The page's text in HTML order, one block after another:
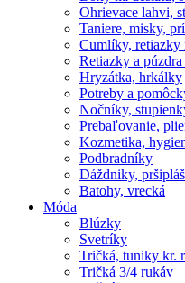
Ohrievace lahvi,
Taniere, misky,
Cumlíky, retiazky
Retiazky a
Hryzátka, hrkálky
Potreby a
Nočníky,
Prebaľovanie,
Kozmetika,
Podbradníky
Dáždniky,
Batohy, vrecká
Móda
Blúzky
Svetríky
Tričká, tuniky kr.
Tričká 3/4 rukáv